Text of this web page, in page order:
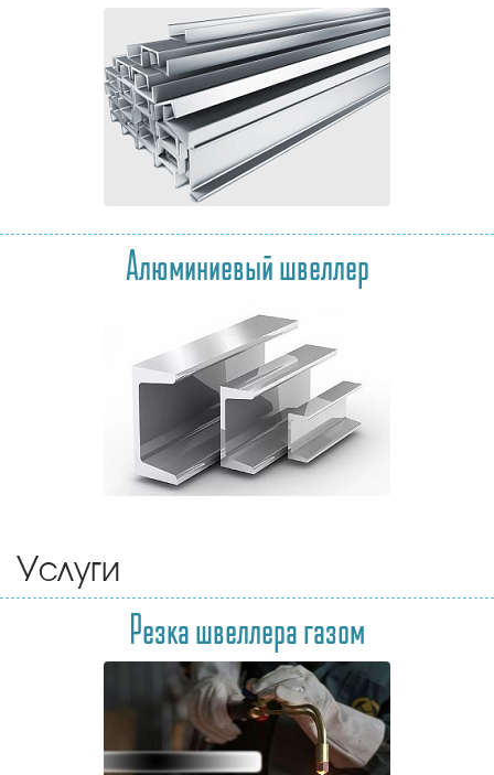
Алюминиевый швеллер
Услуги
Резка швеллера газом